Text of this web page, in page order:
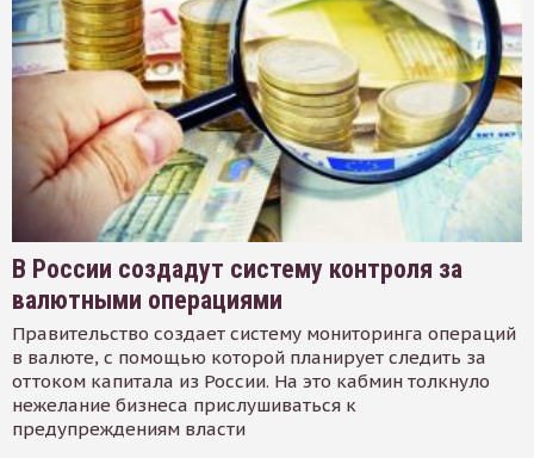
В России создадут систему контроля за
валютными операциями
Правительство создает систему мониторинга операций
в валюте, с помощью которой планирует следить за
оттоком капитала из России. На это кабмин толкнуло
нежелание бизнеса прислушиваться к
предупреждениям власти